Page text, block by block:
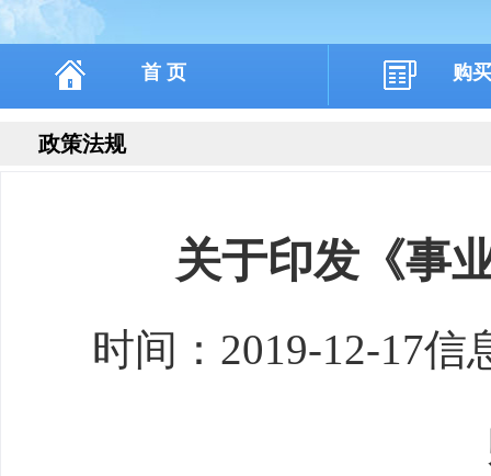
首 页 购
政策法规
关于印发《事
时间： 2019-12-17信